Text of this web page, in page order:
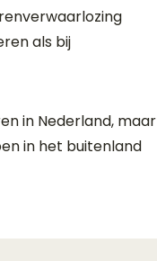
als bij
in Nederland, maar
in het buitenland